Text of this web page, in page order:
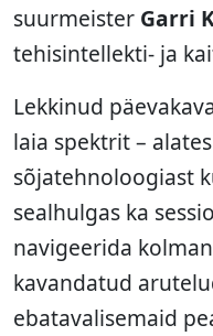
suurmeister Garri
tehisintellekti- ja
Lekkinud
laia spektrit –
sõjatehnoloogiast
sealhulgas ka
navigeerida
kavandatud
ebatavalisemaid